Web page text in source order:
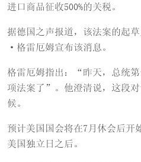
进口商品征收500%的关税。
据德国之声报道，该法案的起
·格雷厄姆宣布该消息。
格雷厄姆指出：“昨天，总统
项法案了”。他澄清说，这段
候。
预计美国国会将在7月休会后开
美国独立日之后。